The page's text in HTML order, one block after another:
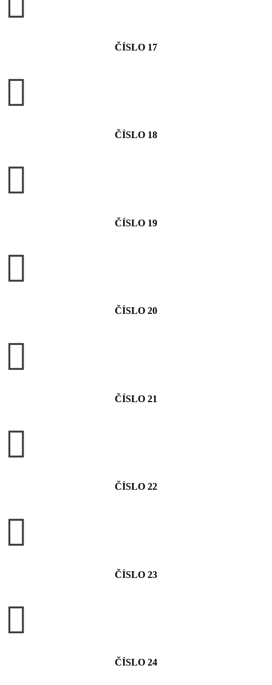
ČÍSLO 17

ČÍSLO 18

ČÍSLO 19

ČÍSLO 20

ČÍSLO 21

ČÍSLO 22

ČÍSLO 23

ČÍSLO 24